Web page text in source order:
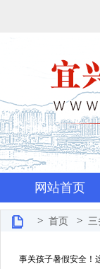
网站首页
> 首页 > 三
事关孩子暑假安全！